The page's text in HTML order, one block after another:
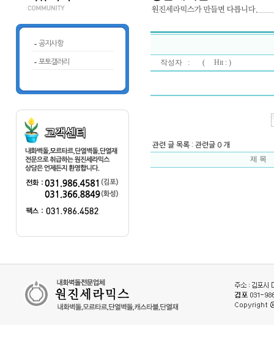
- 공지사항
- 포토갤러리 작성자 : ( Hit : )
관련 글 목록 : 관련글 0 개
제 목